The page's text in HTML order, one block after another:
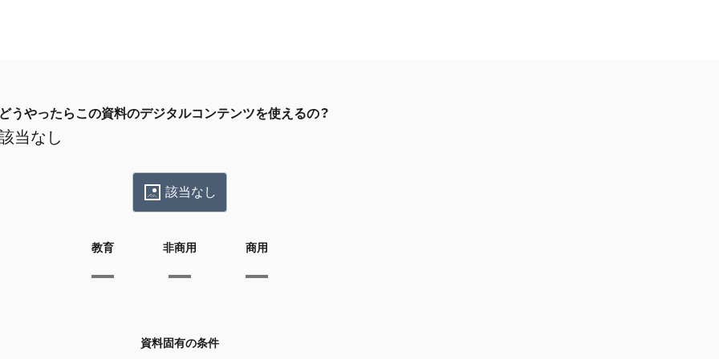
どうやったらこの資料のデジタルコンテンツを使えるの？
当なし
該当なし
教育 非商用 商用
資料固有の条件